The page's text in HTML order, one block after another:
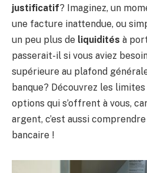
justificatif? Imaginez, un
une facture inattendue, ou
un peu plus de liquidités à
passerait-il si vous aviez
supérieure au plafond
banque? Découvrez les
options qui s’offrent à vous,
argent, c’est aussi
bancaire !